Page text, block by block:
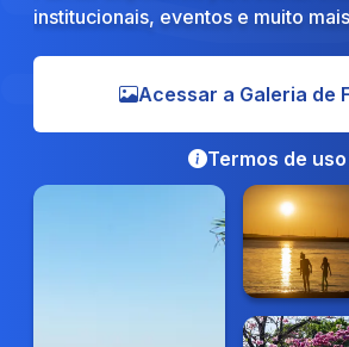
institucionais, eventos e muito
Termos de uso
Acessar a Galeria de